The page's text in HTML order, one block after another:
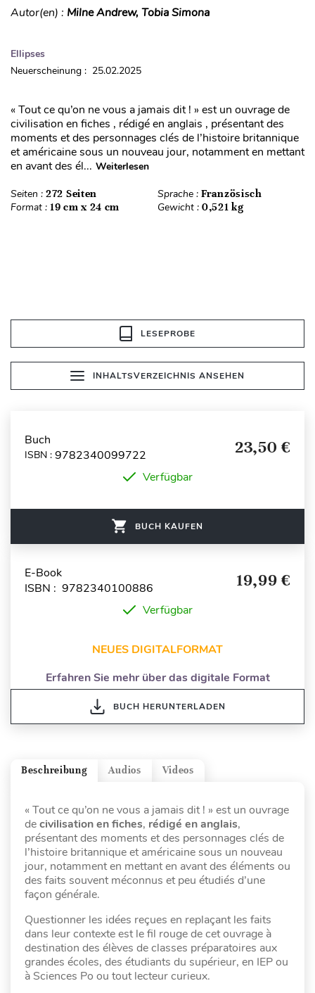
Autor(en) : Milne Andrew, Tobia Simona
Ellipses
Neuerscheinung : 25.02.2025
« Tout ce qu’on ne vous a jamais dit ! » est un ouvrage de
civilisation en fiches , rédigé en anglais , présentant des
moments et des personnages clés de l’histoire britannique
et américaine sous un nouveau jour, notamment en mettant
en avant des él... Weiterlesen
Seiten : 272 Seiten Sprache : Französisch
Format : 19 cm x 24 cm Gewicht : 0,521 kg
LESEPROBE
INHALTSVERZEICHNIS ANSEHEN
Buch
ISBN : 9782340099722 23,50 €
Verfügbar
BUCH KAUFEN
E-Book
ISBN : 9782340100886
19,99 €
Verfügbar
NEUES DIGITALFORMAT
Erfahren Sie mehr über das digitale Format
BUCH HERUNTERLADEN
Videos
Audios
Beschreibung
« Tout ce qu’on ne vous a jamais dit ! » est un ouvrage
decivilisation en fiches, rédigé en anglais,
présentant des moments et des personnages clés de
l’histoire britannique et américaine sous un nouveau
jour, notamment en mettant en avant des éléments ou
des faits souvent méconnus et peu étudiés d’une
façon générale.
Questionner les idées reçues en replaçant les faits
dans leur contexte est le fil rouge de cet ouvrage à
destination des élèves de classes préparatoires aux
grandes écoles, des étudiants du supérieur, en IEP ou
à Sciences Po ou tout lecteur curieux.